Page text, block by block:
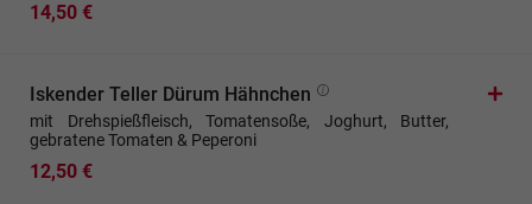
14,50 €
Iskender Teller Dürum Hähnchen
mit Drehspießfleisch, Tomatensoße, Joghurt, Butter,
gebratene Tomaten & Peperoni
12,50 €